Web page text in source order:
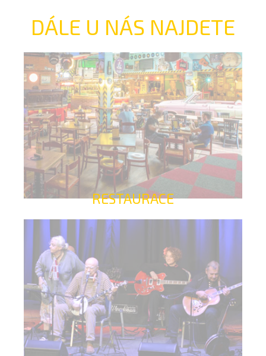
DÁLE U NÁS NAJDETE
RESTAURACE